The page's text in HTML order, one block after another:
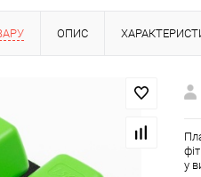
ОПИС
у